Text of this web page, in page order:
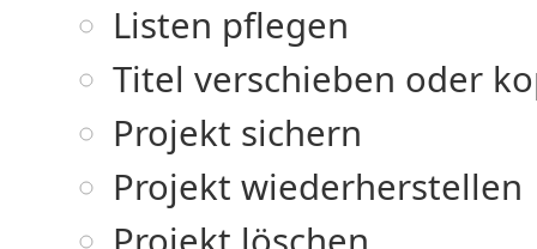
Listen pflegen
Titel verschieben oder
Projekt sichern
Projekt wiederherstellen